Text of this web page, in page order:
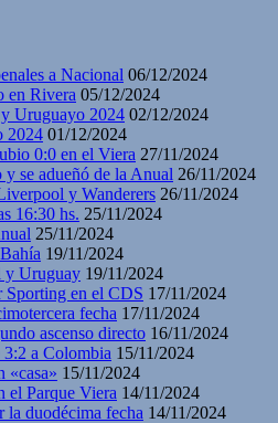
a Nacional 06/12/2024
en Rivera 05/12/2024
y Uruguayo 2024 02/12/2024
2024 01/12/2024
0:0 en el Viera 27/11/2024
se adueñó de la Anual 26/11/2024
y Wanderers 26/11/2024
16:30 hs. 25/11/2024
25/11/2024
19/11/2024
y Uruguay 19/11/2024
Sporting en el CDS 17/11/2024
fecha 17/11/2024
ascenso directo 16/11/2024
a Colombia 15/11/2024
«casa» 15/11/2024
el Parque Viera 14/11/2024
duodécima fecha 14/11/2024